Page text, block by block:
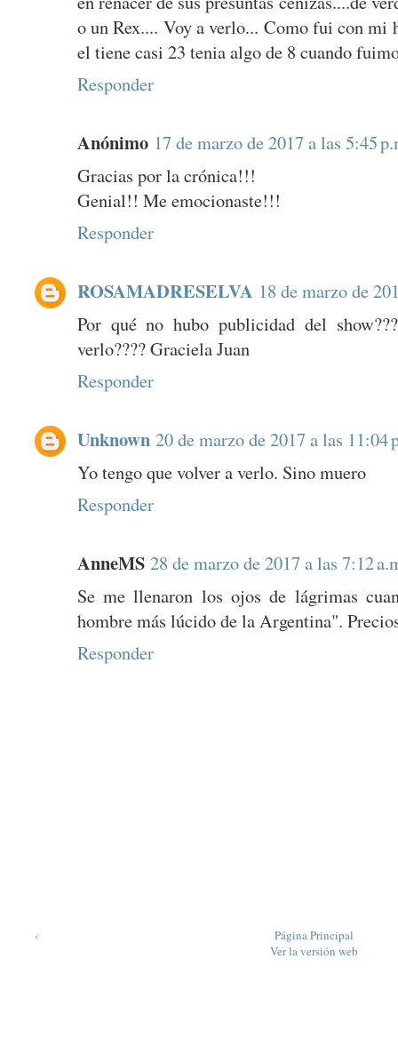
o un Rex.... Voy a verlo... Como fui con mi
el tiene casi 23 tenia algo de 8 cuando
Responder
Anónimo 17 de marzo de 2017 a las 5:45
Gracias por la crónica!!!
Genial!! Me emocionaste!!!
Responder
ROSAMADRESELVA 18 de marzo de
Por qué no hubo publicidad del
verlo???? Graciela Juan
Responder
Unknown 20 de marzo de 2017 a las 11:04
Yo tengo que volver a verlo. Sino muero
Responder
AnneMS 28 de marzo de 2017 a las 7:12
Se me llenaron los ojos de lágrimas
hombre más lúcido de la Argentina".
Responder
‹
Página Principal
Ver la versión web